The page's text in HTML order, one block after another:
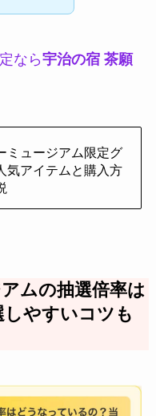
なら宇治の宿 茶願
ミュージアム限定グ
気アイテムと購入方
ムの抽選倍率は
やすいコツも